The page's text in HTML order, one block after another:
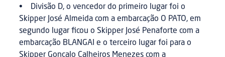
• Divisão D, o vencedor do primeiro lugar foi o
Skipper José Almeida com a embarcação O PATO, em
segundo lugar ficou o Skipper José Penaforte com a
embarcação BLANGAI e o terceiro lugar foi para o
Skipper Gonçalo Calheiros Menezes com a